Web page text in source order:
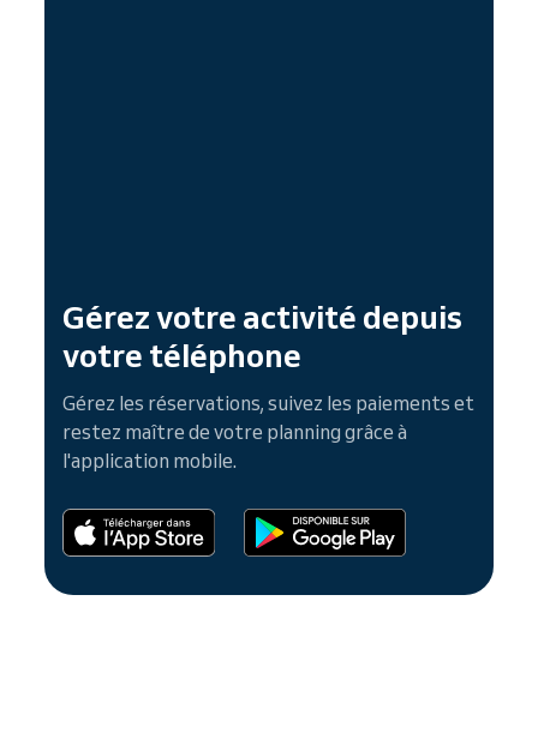
Gérez votre activité depuis
votre téléphone
Gérez les réservations, suivez les paiements et
restez maître de votre planning grâce à
l'application mobile.